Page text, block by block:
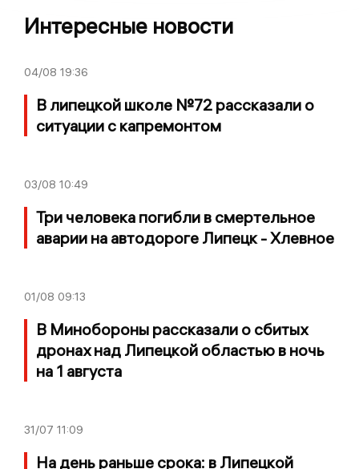
Интересные новости
04/08 19:36
В липецкой школе №72 рассказали о
ситуации с капремонтом
03/08 10:49
Три человека погибли в смертельное
аварии на автодороге Липецк - Хлевное
01/08 09:13
В Минобороны рассказали о сбитых
дронах над Липецкой областью в ночь
на 1 августа
31/07 11:09
На день раньше срока: в Липецкой